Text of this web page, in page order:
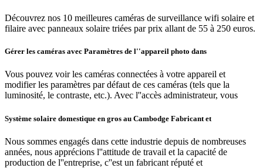
Découvrez nos 10 meilleures caméras de surveillance wifi solaire et
filaire avec panneaux solaire triées par prix allant de 55 à 250 euros.
Gérer les caméras avec Paramètres de l''appareil photo dans
Vous pouvez voir les caméras connectées à votre appareil et
modifier les paramètres par défaut de ces caméras (tels que la
luminosité, le contraste, etc.). Avec l''accès administrateur, vous
Système solaire domestique en gros au Cambodge Fabricant et
Nous sommes engagés dans cette industrie depuis de nombreuses
années, nous apprécions l''attitude de travail et la capacité de
production de l''entreprise, c''est un fabricant réputé et